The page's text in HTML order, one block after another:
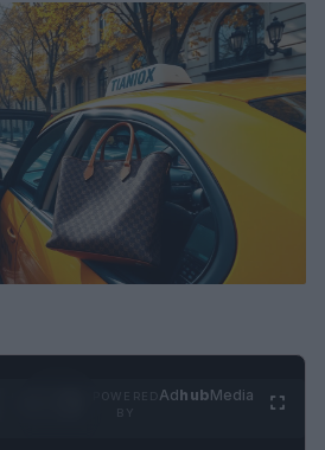
AdhubMedia